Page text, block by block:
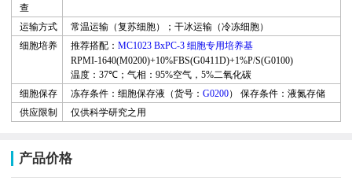
查
运输方式 常温运输（复苏细胞）
；干冰运输（冷冻细胞）
细胞培养
推荐搭配： MC1023 BxPC-3 细胞专用培养基
RPMI-1640(M0200)+10%FBS(G0411D)+1%P/S(G0100)
温度： 37℃；气相： 95%空气， 5%二氧化碳
细胞保存
冻存条件：细胞保存液（货号： G0200）
保存条件：液氮存储
供应限制
仅供科学研究之用
产品价格